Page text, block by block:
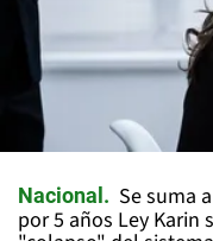
Nacional
Se suma
por 5 años Ley Karin